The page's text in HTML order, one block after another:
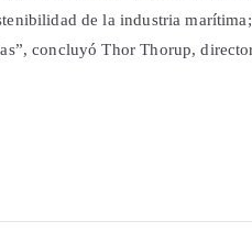
de la industria
concluyó Thor Thorup,